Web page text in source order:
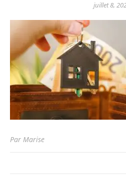
juillet 8,
Par Marise